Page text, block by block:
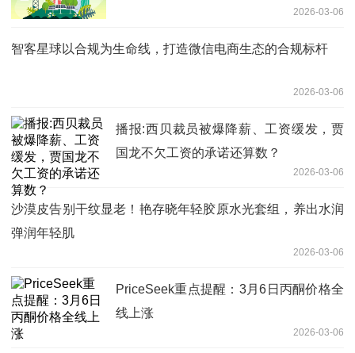
2026-03-06
智客星球以合规为生命线，打造微信电商生态的合规标杆
2026-03-06
播报:西贝裁员被爆降薪、工资缓发，贾
国龙不欠工资的承诺还算数？
2026-03-06
沙漠皮告别干纹显老！艳存晓年轻胶原水光套组，养出水润
弹润年轻肌
2026-03-06
PriceSeek重点提醒：3月6日丙酮价格全
线上涨
2026-03-06